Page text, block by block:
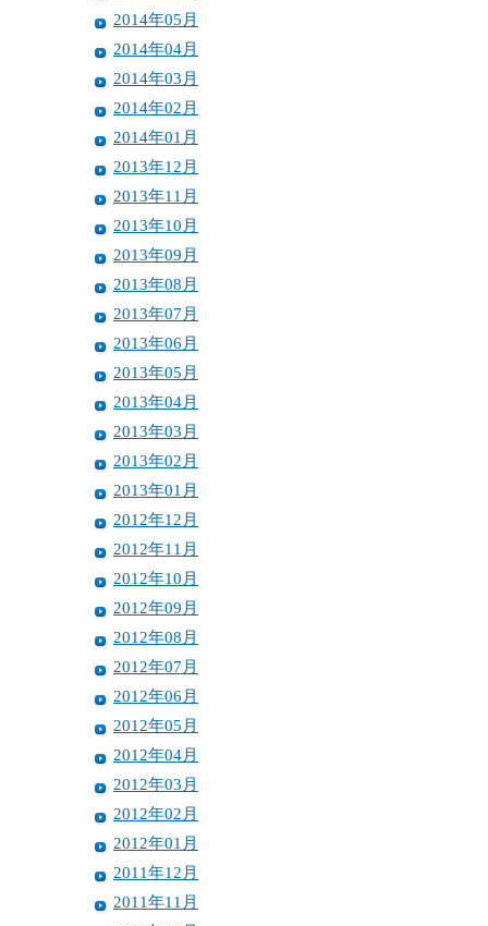
2014年05月
2014年04月
2014年03月
2014年02月
2014年01月
2013年12月
2013年11月
2013年10月
2013年09月
2013年08月
2013年07月
2013年06月
2013年05月
2013年04月
2013年03月
2013年02月
2013年01月
2012年12月
2012年11月
2012年10月
2012年09月
2012年08月
2012年07月
2012年06月
2012年05月
2012年04月
2012年03月
2012年02月
2012年01月
2011年12月
2011年11月